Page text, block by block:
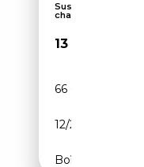
Suspension sport,
chauffants,...
13 990€
66 071 km
12/2018
Boîte manuelle